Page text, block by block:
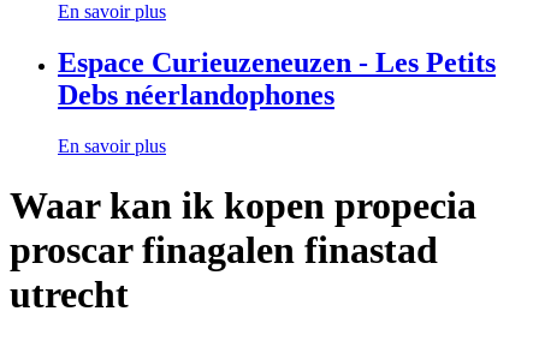
En savoir plus
Espace Curieuzeneuzen - Les Petits
Debs néerlandophones
En savoir plus
Waar kan ik kopen propecia
proscar finagalen finastad
utrecht